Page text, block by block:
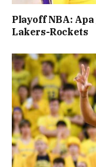
Playoff NBA:
Lakers-Rockets